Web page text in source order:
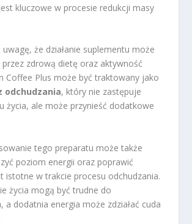
kluczowe w procesie redukcji masy
że działanie suplementu może
przez zdrową dietę oraz aktywność
Coffee Plus może być traktowany jako
odchudzania, który nie zastępuje
życia, ale może przynieść dodatkowe
tego preparatu może także
poziom energii oraz poprawić
istotne w trakcie procesu odchudzania.
życia mogą być trudne do
a dodatnia energia może zdziałać cuda